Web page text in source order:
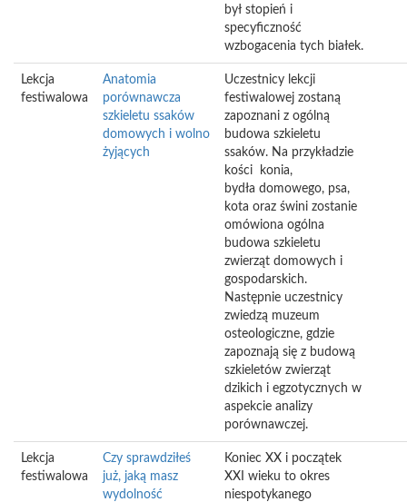
był stopień i
specyficzność
wzbogacenia tych białek.
Lekcja
festiwalowa
Anatomia
porównawcza
szkieletu ssaków
domowych i wolno
żyjących
Uczestnicy lekcji
festiwalowej zostaną
zapoznani z ogólną
budowa szkieletu
ssaków. Na przykładzie
kości konia,
bydła domowego, psa,
kota oraz świni zostanie
omówiona ogólna
budowa szkieletu
zwierząt domowych i
gospodarskich.
Następnie uczestnicy
zwiedzą muzeum
osteologiczne, gdzie
zapoznają się z budową
szkieletów zwierząt
dzikich i egzotycznych w
aspekcie analizy
porównawczej.
Lekcja
festiwalowa
Czy sprawdziłeś
już, jaką masz
wydolność
Koniec XX i początek
XXI wieku to okres
niespotykanego